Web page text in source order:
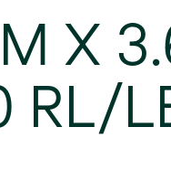
X
RL/